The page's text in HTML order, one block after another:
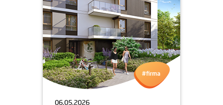
06.05.2026